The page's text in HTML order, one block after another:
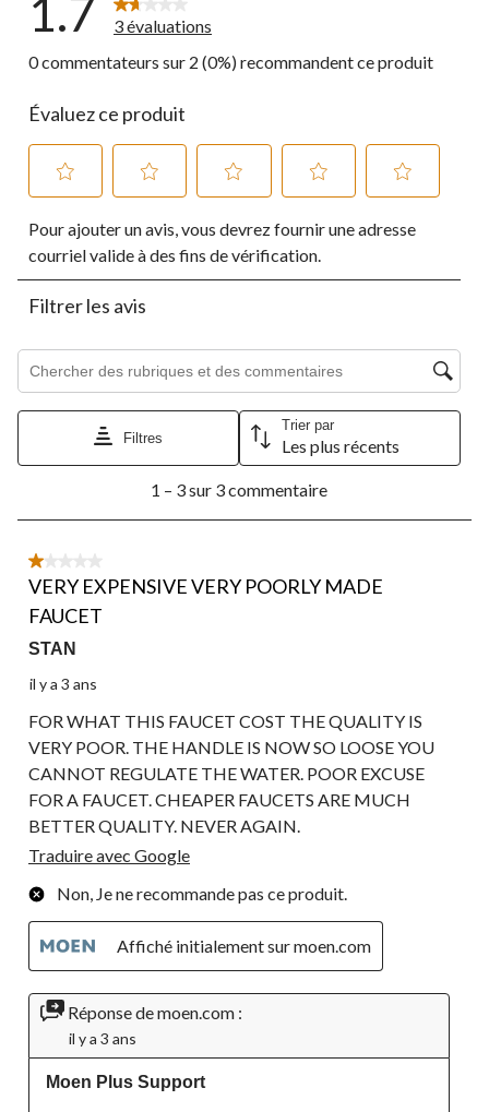
1.7
3 évaluations
0 commentateurs sur 2 (0%) recommandent ce produit
Évaluez ce produit
pour
évaluer
1
Cette
action
ouvrira
le
formulaire
pour
évaluer
2
Cette
action
ouvrira
le
formulaire
pour
évaluer
Cette
action
ouvrira
le
formulaire
pour
évaluer
Cette
action
ouvrira
le
formulaire
de
pour
Cette
ouvrira
le
formulaire
de
Pour ajouter un avis, vous devrez fournir une adresse
courriel valide à des fins de vérification.
Filtrer les avis
Zone de recherche de sujet et d'avis
Filtres
Trier par
Les plus récents
3
commentaire.
1 – 3 sur 3 commentaire
1 étoile(s) sur 5.
VERY EXPENSIVE VERY POORLY MADE
FAUCET
STAN
il y a 3 ans
FOR WHAT THIS FAUCET COST THE QUALITY IS
VERY POOR. THE HANDLE IS NOW SO LOOSE YOU
CANNOT REGULATE THE WATER. POOR EXCUSE
FOR A FAUCET. CHEAPER FAUCETS ARE MUCH
BETTER QUALITY. NEVER AGAIN.
Traduire avec Google
Non, Je ne recommande pas ce produit.
Affiché initialement sur moen.com
Réponse de moen.com :
il y a 3 ans
Moen Plus Support